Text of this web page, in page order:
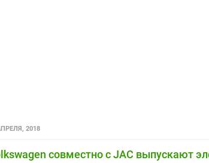
2018
совместно с JAC выпускают